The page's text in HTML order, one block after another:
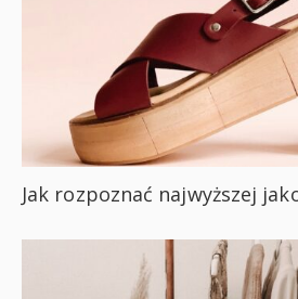
Jak rozpoznać najwyższej